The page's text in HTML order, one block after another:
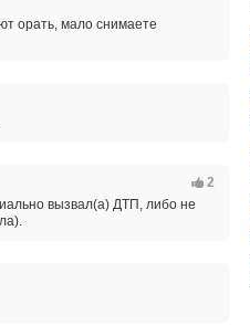
орать, мало снимаете
2
вызвал(а) ДТП, либо не